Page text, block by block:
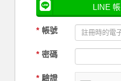
LINE
* 帳號
* 密碼
* 驗證